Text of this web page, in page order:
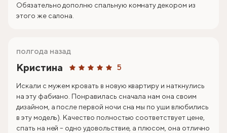
Обязательно дополню спальную комнату декором из
этого же салона.
Кристина 5
полгода назад
Искали с мужем кровать в новую квартиру и наткнулись
на эту фабиано. Понравилась сначала нам она своим
дизайном, а после первой ночи сна мы по уши влюбились
в эту модель). Качество полностью соответствует цене,
спать на ней – одно удовольствие, а плюсом, она отлично